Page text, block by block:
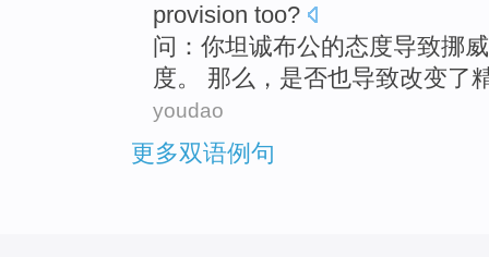
provision too?
问 ： 你坦诚布公的态度导致挪威
度。 那么， 是否也导致改变了
youdao
更多双语例句